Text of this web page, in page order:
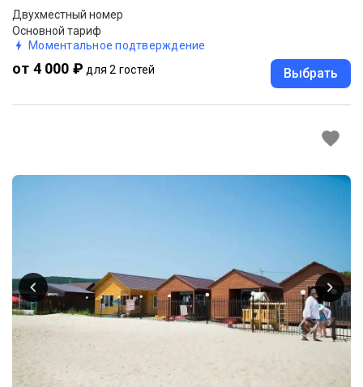
Двухместный номер
Основной тариф
Моментальное подтверждение
от 4 000 ₽ для 2 гостей Выбрать